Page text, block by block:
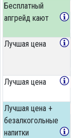
Бесплатный
апгрейд кают
Лучшая цена
Лучшая цена
Лучшая цена +
безалкогольные
напитки